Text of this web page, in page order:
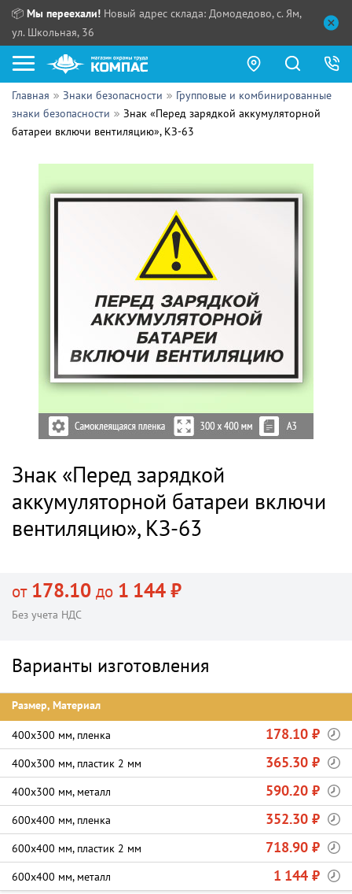
📦 Мы переехали! Новый адрес склада: Домодедово, с. Ям,
ул. Школьная, 36
Как купить?
Прайс-листы
ПН - ЧТ:
Главная Знаки безопасности
Групповые и комбинированные
знаки безопасности
Знак «Перед зарядкой аккумуляторной
батареи включи вентиляцию», КЗ-63
Знак «Перед зарядкой
аккумуляторной батареи включи
вентиляцию», КЗ-63
от178.10 до 1 144 ₽
Без учета НДС
Варианты изготовления
Размер, Материал
400х300 мм, пленка 178.10 ₽
400х300 мм, пластик 2 мм 365.30 ₽
400х300 мм, металл 590.20 ₽
600х400 мм, пленка 352.30 ₽
600х400 мм, пластик 2 мм 718.90 ₽
600х400 мм, металл 1 144 ₽